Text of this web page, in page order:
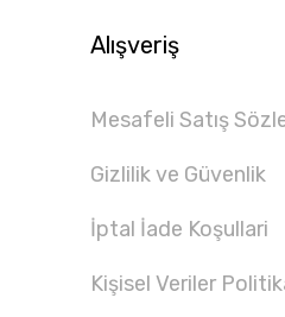
Alışveriş
Mesafeli Satış
Gizlilik ve Güvenlik
İptal İade Koşullari
Kişisel Veriler